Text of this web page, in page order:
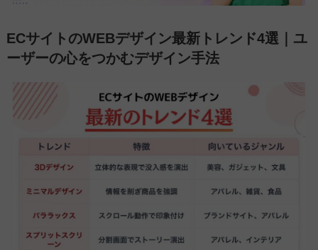
ECサイトのWEBデザイン最新トレンド4選｜ユ
ーザーの心をつかむデザイン手法